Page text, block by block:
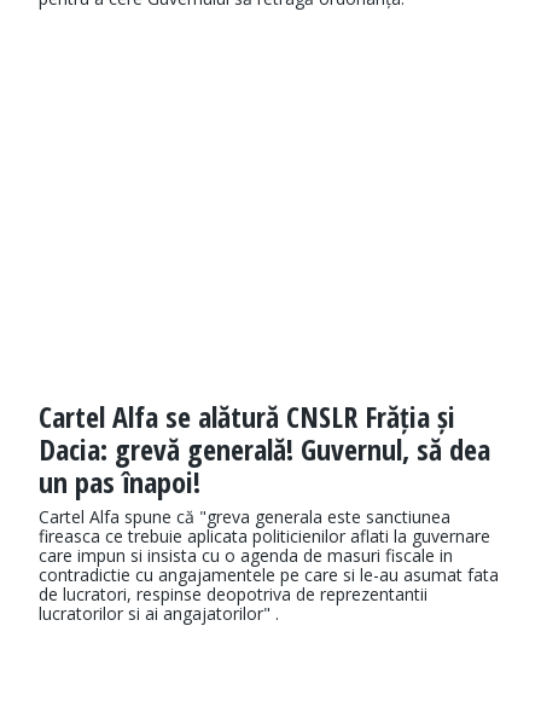
Cartel Alfa se alătură CNSLR Frăția și
Dacia: grevă generală! Guvernul, să dea
un pas înapoi!
Cartel Alfa spune că "greva generala este sanctiunea
fireasca ce trebuie aplicata politicienilor aflati la guvernare
care impun si insista cu o agenda de masuri fiscale in
contradictie cu angajamentele pe care si le-au asumat fata
de lucratori, respinse deopotriva de reprezentantii
lucratorilor si ai angajatorilor" .